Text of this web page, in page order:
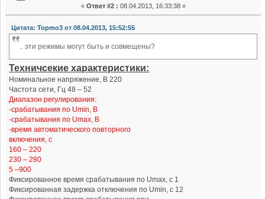
« Ответ #2 : 08.04.2013, 16:33:38 »
Цитата: Topmo3 от 08.04.2013, 15:52:55
.. эти режимы могут быть и совмещены?
Техничсекие характеристики:
Номинальное напряжение, В 220
Частота сети, Гц 48 – 52
Диапазон регулирования:
-срабатывания по Umin, В
-срабатывания по Umах, В
-время автоматического повторного
включения, с
160 – 220
230 – 280
5 –900
Фиксированное время срабатывания по Umах, с 1
Фиксированная задержка отключения по Umin, с 12